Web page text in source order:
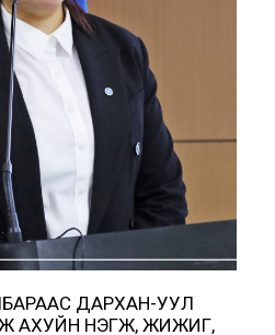
ДАРХАН-УУЛ
АХУЙН НЭГЖ, ЖИЖИГ,